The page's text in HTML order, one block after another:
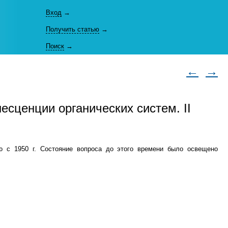
Вход →
Получить статью →
Поиск →
← →
органических систем. II
с 1950 г. Состояние вопроса до этого времени было освещено